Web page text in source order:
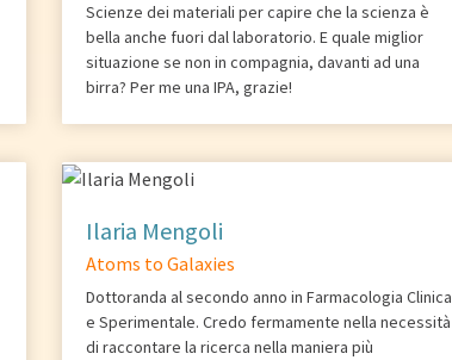
Scienze dei materiali per capire che la scienza è
bella anche fuori dal laboratorio. E quale miglior
situazione se non in compagnia, davanti ad una
birra? Per me una IPA, grazie!
Ilaria Mengoli
Atoms to Galaxies
Dottoranda al secondo anno in Farmacologia Clinica
e Sperimentale. Credo fermamente nella necessità
di raccontare la ricerca nella maniera più